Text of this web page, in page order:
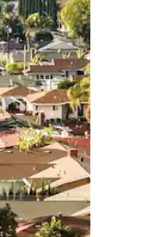
e deslizando o dedo na